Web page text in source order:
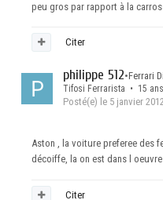
peu gros par rapport à la
Citer
philippe 512•Ferrari
Tifosi Ferrarista • 15
Posté(e) le 5 janvier
Aston , la voiture preferee des
décoiffe, la on est dans l
Citer